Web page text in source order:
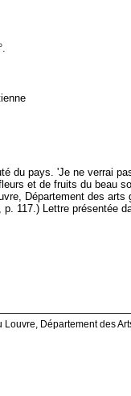
du pays. 'Je ne verrai
et de fruits du beau
Département des
117.) Lettre présentée
Département des